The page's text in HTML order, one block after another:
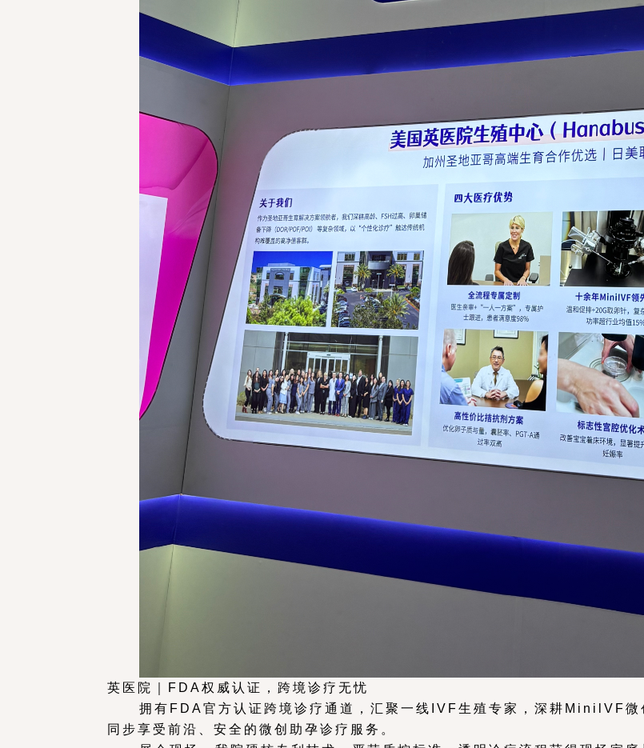
英医院｜FDA权威认证，跨境诊疗无忧
拥有FDA官方认证跨境诊疗通道，汇聚一线IVF生殖专家，深耕MinilVF微
同步享受前沿、安全的微创助孕诊疗服务。